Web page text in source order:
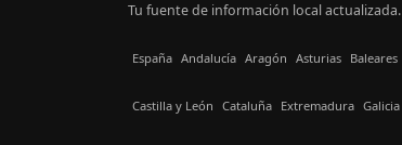
Tu fuente de información local actualizada.
España Andalucía Aragón Asturias Baleares
Castilla y León Cataluña Extremadura Galicia